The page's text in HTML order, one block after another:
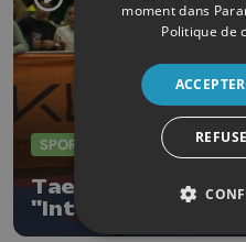
SPORTS
Taekwondo : 29
"International Ans
moment dans
Politique de